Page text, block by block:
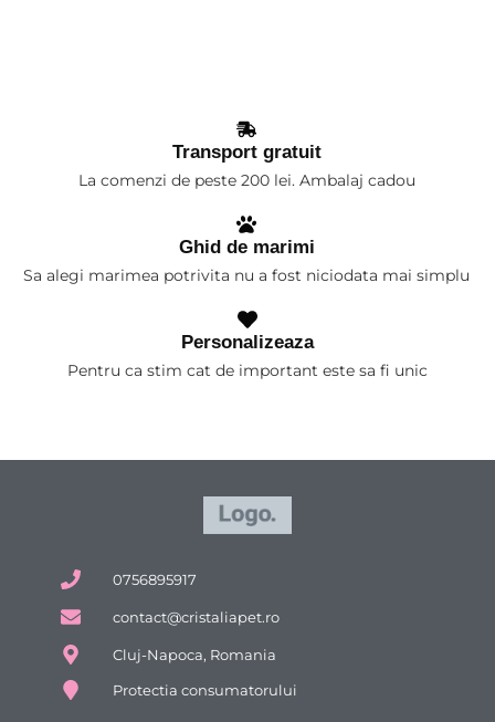
Transport gratuit
La comenzi de peste 200 lei. Ambalaj cadou
Ghid de marimi
Sa alegi marimea potrivita nu a fost niciodata mai simplu
Personalizeaza
Pentru ca stim cat de important este sa fi unic
0756895917
contact@cristaliapet.ro
Cluj-Napoca, Romania
Protectia consumatorului